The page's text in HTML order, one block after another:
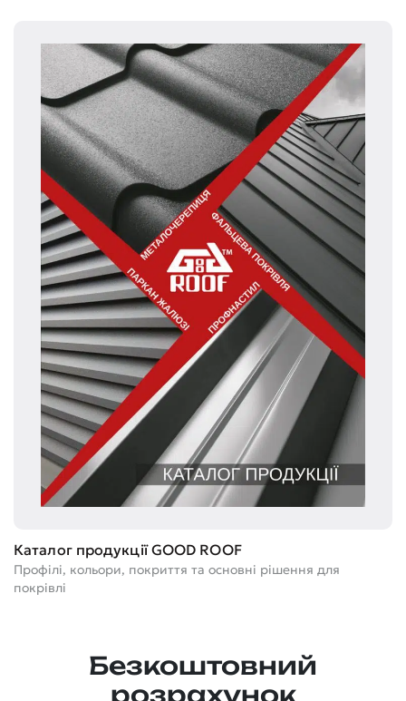
Каталог продукції GOOD ROOF
Профілі, кольори, покриття та основні рішення для
покрівлі
Безкоштовний
розрахунок